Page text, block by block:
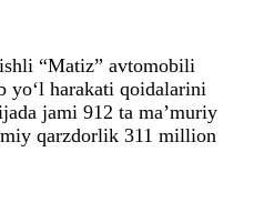
“Matiz” avtomobili
yo‘l harakati qoidalarini
jami 912 ta ma’muriy
qarzdorlik 311 million